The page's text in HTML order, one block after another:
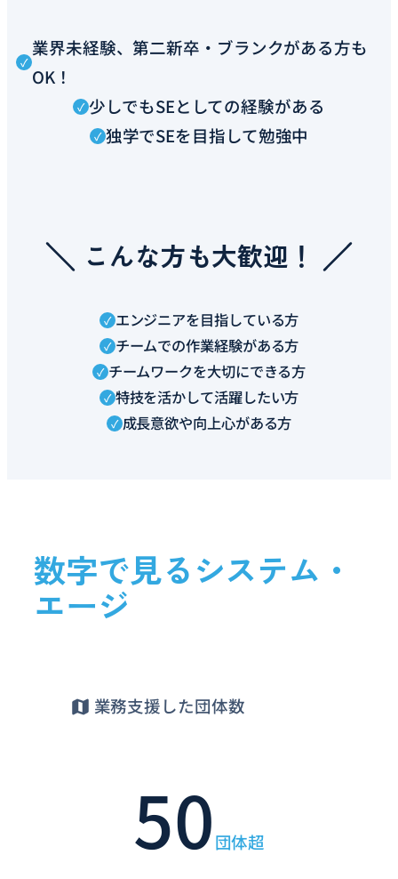
業界未経験、第二新卒・ブランクがある方も
OK！
少しでもSEとしての経験がある
独学でSEを目指して勉強中
こんな方も大歓迎！
エンジニアを目指している方
チームでの作業経験がある方
チームワークを大切にできる方
特技を活かして活躍したい方
成長意欲や向上心がある方
数字で見るシステム・
エージ
業務支援した団体数
50団体超